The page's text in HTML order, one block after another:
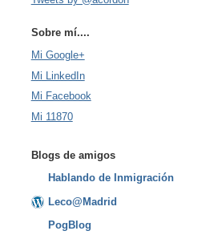
Sobre mí....
Mi Google+
Mi LinkedIn
Mi Facebook
Mi 11870
Blogs de amigos
Hablando de Inmigración
Leco@Madrid
PogBlog